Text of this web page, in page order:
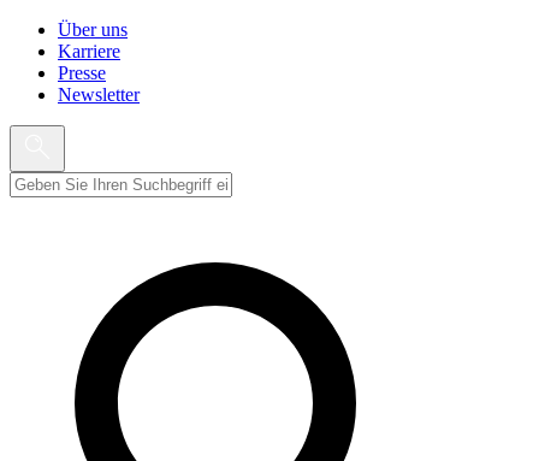
Über uns
Karriere
Presse
Newsletter